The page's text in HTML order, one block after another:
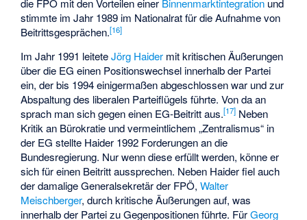
die FPÖ mit den Vorteilen einer Binnenmarktintegration und
stimmte im Jahr 1989 im Nationalrat für die Aufnahme von
Beitrittsgesprächen.[16]
Im Jahr 1991 leiteteJörg Haider mit kritischen Äußerungen
über die EG einen Positionswechsel innerhalb der Partei
ein, der bis 1994 einigermaßen abgeschlossen war und zur
Abspaltung des liberalen Parteiflügels führte. Von da an
sprach man sich gegen einen EG-Beitritt aus.[17] Neben
Kritik an Bürokratie und vermeintlichem „Zentralismus“ in
der EG stellte Haider 1992 Forderungen an die
Bundesregierung. Nur wenn diese erfüllt werden, könne er
sich für einen Beitritt aussprechen. Neben Haider fiel auch
der damalige Generalsekretär der FPÖ,Walter
Meischberger, durch kritische Äußerungen auf, was
innerhalb der Partei zu Gegenpositionen führte. FürGeorg